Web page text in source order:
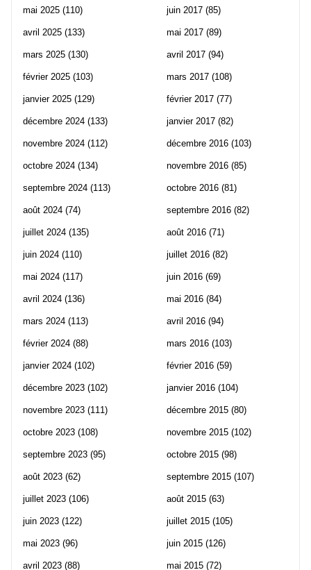
mai 2025 (110)
avril 2025 (133)
mars 2025 (130)
février 2025 (103)
janvier 2025 (129)
décembre 2024 (133)
novembre 2024 (112)
octobre 2024 (134)
septembre 2024 (113)
août 2024 (74)
juillet 2024 (135)
juin 2024 (110)
mai 2024 (117)
avril 2024 (136)
mars 2024 (113)
février 2024 (88)
janvier 2024 (102)
décembre 2023 (102)
novembre 2023 (111)
octobre 2023 (108)
septembre 2023 (95)
août 2023 (62)
juillet 2023 (106)
juin 2023 (122)
mai 2023 (96)
avril 2023 (88)
juin 2017 (85)
mai 2017 (89)
avril 2017 (94)
mars 2017 (108)
février 2017 (77)
janvier 2017 (82)
décembre 2016 (103)
novembre 2016 (85)
octobre 2016 (81)
septembre 2016 (82)
août 2016 (71)
juillet 2016 (82)
juin 2016 (69)
mai 2016 (84)
avril 2016 (94)
mars 2016 (103)
février 2016 (59)
janvier 2016 (104)
décembre 2015 (80)
novembre 2015 (102)
octobre 2015 (98)
septembre 2015 (107)
août 2015 (63)
juillet 2015 (105)
juin 2015 (126)
mai 2015 (72)